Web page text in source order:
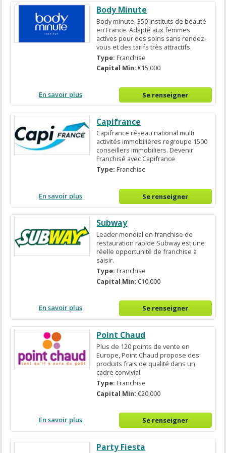
Body Minute
Body minute, 350 instituts de beauté
en France. Adapté aux femmes
actives pour des soins sans rendez-
vous et des tarifs très attractifs.
Type:Franchise
Capital Min:€15,000
En savoir plus Se renseigner
Capifrance
Capifrance réseau national multi
activités immobilières regroupe 1500
conseillers immobiliers. Devenir
Franchisé avec Capifrance
Type:Franchise
En savoir plus Se renseigner
Subway
Leader mondial en franchise de
restauration rapide Subway est une
réelle opportunité de franchise à
saisir.
Type:Franchise
Capital Min:€10,000
En savoir plus Se renseigner
Point Chaud
Plus de 120 points de vente en
Europe, Point Chaud propose des
produits frais de qualité dans un
cadre convivial.
Type:Franchise
Capital Min:€20,000
En savoir plus Se renseigner
Party Fiesta